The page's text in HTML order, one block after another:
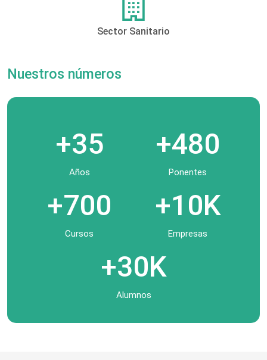
Sector Sanitario
Nuestros números
+35
Años
+480
Ponentes
+700
Cursos
+10K
Empresas
+30K
Alumnos